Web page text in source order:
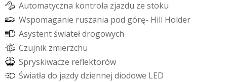
Automatyczna kontrola zjazdu ze stoku
Wspomaganie ruszania pod górę- Hill Holder
Asystent światełdrogowych
Czujnik zmierzchu
Spryskiwacze refektorów
Światła do jazdydziennej diodowe LED